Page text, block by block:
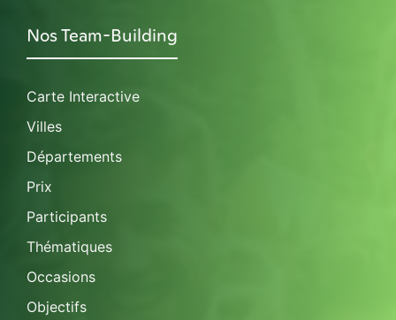
Nos Team-Building
Carte Interactive
Villes
Départements
Prix
Participants
Thématiques
Occasions
Objectifs